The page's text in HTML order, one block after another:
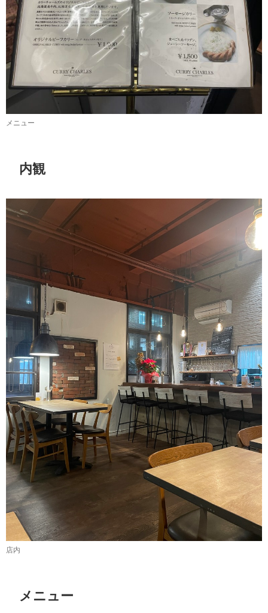
メニュー
内観
店内
メニュー